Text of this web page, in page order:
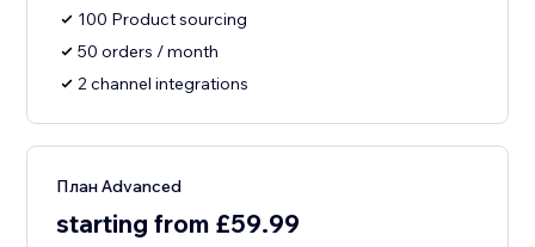
100 Product sourcing
50 orders / month
2 channel integrations
План Advanced
starting from £59.99